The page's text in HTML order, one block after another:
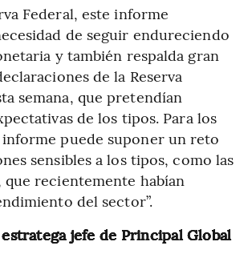
Federal, este informe
de seguir endureciendo
y también respalda gran
de la Reserva
semana, que pretendían
de los tipos. Para los
puede suponer un reto
sensibles a los tipos, como las
recientemente habían
del sector”.
estratega jefe de Principal Global